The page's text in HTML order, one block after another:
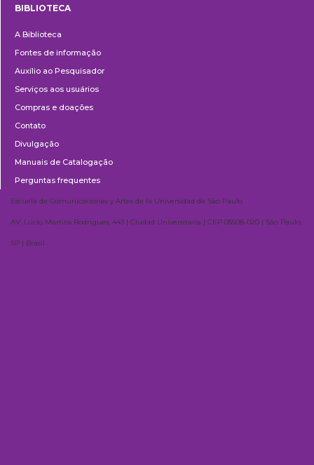
BIBLIOTECA
A Biblioteca
Fontes de informação
Auxílio ao Pesquisador
Serviços aos usuários
Compras e doações
Contato
Divulgação
Manuais de Catalogação
Perguntas frequentes
Escuela de Comunicaciones y Artes de la Universidad de São Paulo
AV. Lúcio Martins Rodrigues, 443 | Ciudad Universitaria | CEP 05508-020 | São Paulo,
SP | Brasil